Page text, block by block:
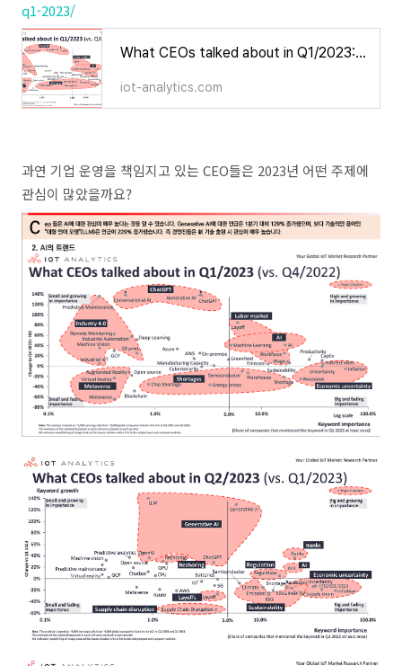
q1-2023/
What CEOs talked about in Q1/2023: Economic uncertainty, layoffs, and the rise of ChatGPT
iot-analytics.com
과연 기업 운영을 책임지고 있는 CEO들은 2023년 어떤 주제에
관심이 많았을까요?